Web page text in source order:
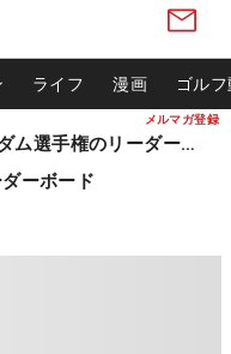
メルマガ登録
ライフ 漫画 ゴル
松山英樹ら出場 ウィンダム選手権のリーダーボード
ーボード